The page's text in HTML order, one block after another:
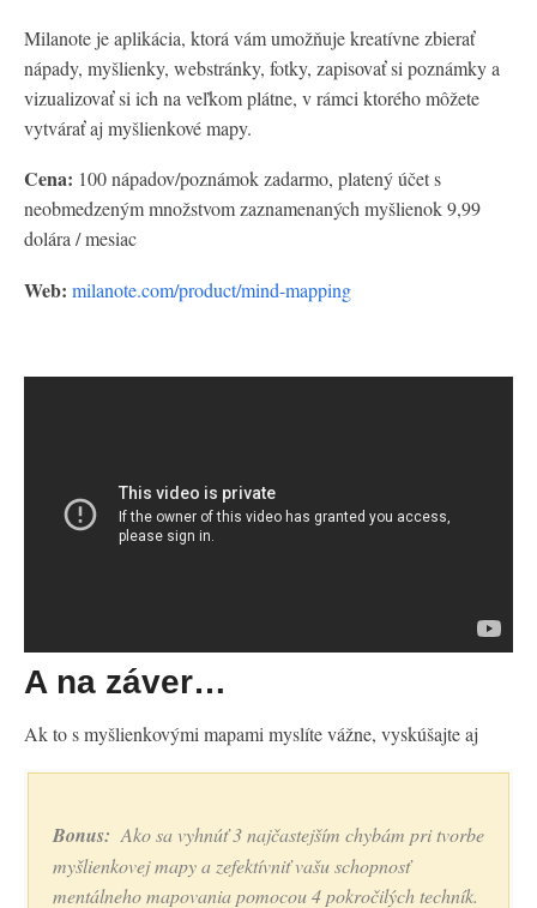
Milanote je aplikácia, ktorá vám umožňuje kreatívne zbierať
nápady, myšlienky, webstránky, fotky, zapisovať si poznámky a
vizualizovať si ich na veľkom plátne, v rámci ktorého môžete
vytvárať aj myšlienkové mapy.
Cena: 100 nápadov/poznámok zadarmo, platený účet s
neobmedzeným množstvom zaznamenaných myšlienok 9,99
dolára / mesiac
Web: milanote.com/product/mind-mapping
A na záver…
Ak to s myšlienkovými mapami myslíte vážne, vyskúšajte aj
Bonus: Ako sa vyhnúť 3 najčastejším chybám pri tvorbe
myšlienkovej mapy a zefektívniť vašu schopnosť
mentálneho mapovania pomocou 4 pokročilých techník.